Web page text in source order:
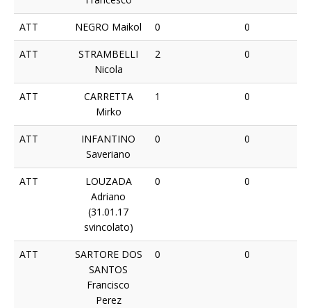
ATT NEGRO Maikol 0 0
ATT
STRAMBELLI
Nicola
2 0
ATT
CARRETTA
Mirko
1 0
ATT
INFANTINO
Saveriano
0 0
ATT
LOUZADA
Adriano
(31.01.17
svincolato)
0 0
ATT
SARTORE DOS
SANTOS
Francisco
Perez
0 0